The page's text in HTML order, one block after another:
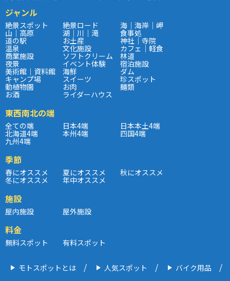
ジャンル
絶景スポット 絶景ロード 海｜海岸｜岬
山｜高原 湖｜川｜滝 食事処
道の駅 お土産 神社｜寺院
温泉 文化施設 カフェ｜軽食
商業施設 ソフトクリーム 林道
夜景 イベント体験 宿泊施設
美術館｜資料館 海鮮 ダム
キャンプ場 スイーツ 珍スポット
動植物園 お肉 麺類
お酒 ライダーハウス
東西南北の端
全ての端 日本4端 日本本土4端
北海道4端 本州4端 四国4端
九州4端
季節
春にオススメ 夏にオススメ 秋にオススメ
冬にオススメ 年中オススメ
施設
屋内施設 屋外施設
料金
無料スポット 有料スポット
モトスポットとは 人気スポット バイク用品